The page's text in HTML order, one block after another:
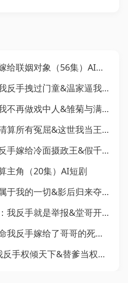
联姻对象（56集）AI短剧
&温家逼我联姻我反手拽过门童（3集）AI短剧
雏菊与满天星我不再做戏中人（30集）AI短剧
这世我当王妃清算所有冤屈（27集）AI短剧
&假千金抢亲我反手嫁给冷面摄政王（80集）AI短剧
主角（20集）AI短剧
影后归来夺回属于我的一切（48集）AI短剧
&堂哥开我车酒驾我反手就是举报（40集）AI短剧
给了哥哥的死对头（84集）AI短剧
替爹当权臣我反手权倾天下（80集）AI短剧